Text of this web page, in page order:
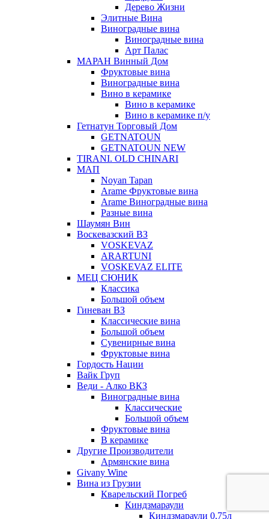
Дерево Жизни
Элитные Вина
Виноградные вина
Виноградные вина
Арт Палас
МАРАН Винный Дом
Фруктовые вина
Виноградные вина
Вино в керамике
Вино в керамике
Вино в керамике п/у
Гетнатун Торговый Дом
GETNATOUN
GETNATOUN NEW
TIRANI. OLD CHINARI
МАП
Noyan Tapan
Arame Фруктовые вина
Arame Виноградные вина
Разные вина
Шаумян Вин
Воскевазский ВЗ
VOSKEVAZ
ARARTUNI
VOSKEVAZ ELITE
МЕЦ СЮНИК
Классика
Большой объем
Гиневан ВЗ
Классические вина
Большой объем
Сувенирные вина
Фруктовые вина
Гордость Нации
Вайк Груп
Веди - Алко ВКЗ
Виноградные вина
Классические
Большой объем
Фруктовые вина
В керамике
Другие Производители
Армянские вина
Givany Wine
Вина из Грузии
Кварельский Погреб
Киндзмараули
Киндзмараули 0,75л